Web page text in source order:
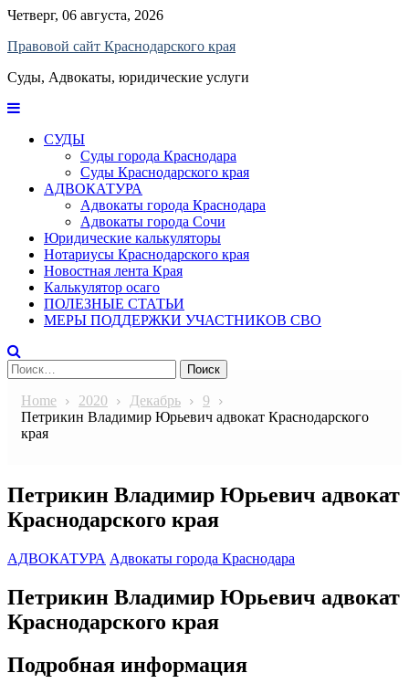
Skip
content
Четверг, 06 августа, 2026
Правовой сайт Краснодарского края
Суды, Адвокаты, юридические услуги
СУДЫ
Суды города Краснодара
Суды Краснодарского края
АДВОКАТУРА
Адвокаты города Краснодара
Адвокаты города Сочи
Юридические калькуляторы
Нотариусы Краснодарского края
Новостная лента Края
Калькулятор осаго
ПОЛЕЗНЫЕ СТАТЬИ
МЕРЫ ПОДДЕРЖКИ УЧАСТНИКОВ СВО
Найти:
Home 2020 Декабрь
9
Петрикин Владимир Юрьевич адвокат Краснодарского
края
Петрикин Владимир Юрьевич адвокат
Краснодарского края
АДВОКАТУРА Адвокаты города Краснодара
Петрикин Владимир Юрьевич адвокат
Краснодарского края
Подробная информация